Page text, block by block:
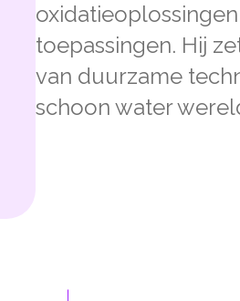
toepassingen. Hij
van duurzame
schoon water